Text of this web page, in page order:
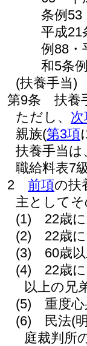
条例53
平成21
例88・
和5条
(扶養手当)
第9条
扶養
ただし、
親族(第3項
扶養手当は
職給料表7
2
前項の扶
主として
(1)
22歳
(2)
22歳
(3)
60歳
(4)
22歳
以上の兄
(5)
重度
(6)
民法(
庭裁判所